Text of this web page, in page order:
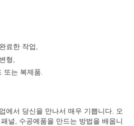
료한 작업,
형,
또는 복제품.
에서 당신을 만나서 매우 기쁩니다. 오
널, 수공예품을 만드는 방법을 배웁니